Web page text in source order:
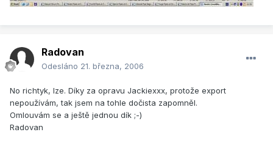
Radovan
Odesláno 21. března, 2006
No richtyk, lze. Díky za opravu Jackiexxx, protože export
nepoužívám, tak jsem na tohle dočista zapomněl.
Omlouvám se a ještě jednou dík ;-)
Radovan